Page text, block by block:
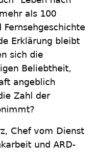
als 100
Fernsehgeschichte
Erklärung bleibt
sich die
Beliebtheit,
angeblich
Zahl der
Chef vom Dienst
und ARD-